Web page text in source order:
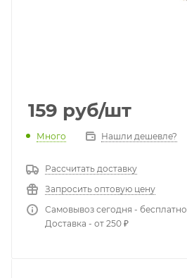
159 руб/шт
Много Нашли дешевле?
Рассчитать доставку
Запросить оптовую цену
Самовывоз сегодня - бесплатно
Доставка - от 250 ₽